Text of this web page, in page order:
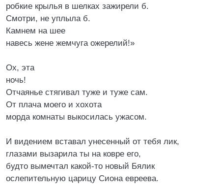
робкие крылья в шелках зажирели б.
Смотри, не уплыла б.
Камнем на шее
навесь жене жемчуга ожерелий!»
Ох, эта
ночь!
Отчаянье стягивал туже и туже сам.
От плача моего и хохота
морда комнаты выкосилась ужасом.
И видением вставал унесенный от тебя лик,
глазами вызарила ты на ковре его,
будто вымечтал какой-то новый Бялик
ослепительную царицу Сиона евреева.